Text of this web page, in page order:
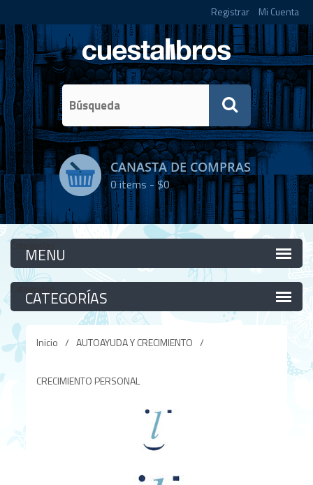
Registrar Mi Cuenta
CANASTA DE COMPRAS
0items -$0
Categorías
Categorías
Inicio / AUTOAYUDA Y CRECIMIENTO /
CRECIMIENTO PERSONAL